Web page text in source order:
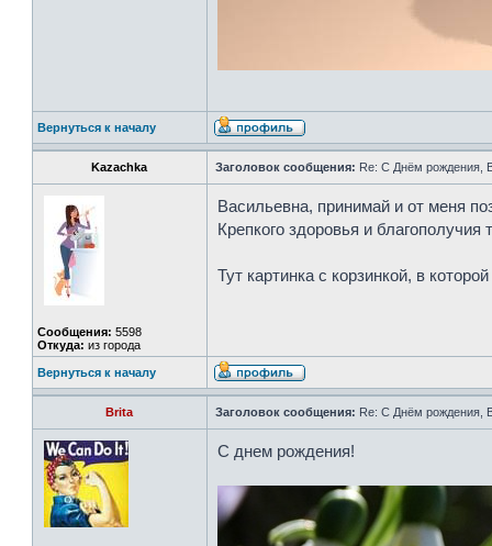
Вернуться к началу
Kazachka Заголовок сообщения: Re: С Днём рождения,
Сообщения: 5598
Откуда: из города
Васильевна, принимай и от меня
Крепкого здоровья и благополучия
Тут картинка с корзинкой, в
Вернуться к началу
Brita Заголовок сообщения: Re: С Днём рождения,
С днем рождения!